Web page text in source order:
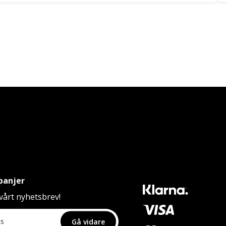
nyhetsbrev!
Gå vidare